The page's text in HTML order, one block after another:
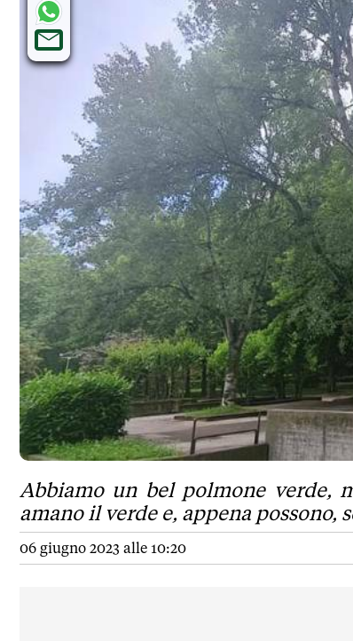
Abbiamo un bel polmone verde,
amano il verde e, appena possono,
06 giugno 2023 alle 10:20